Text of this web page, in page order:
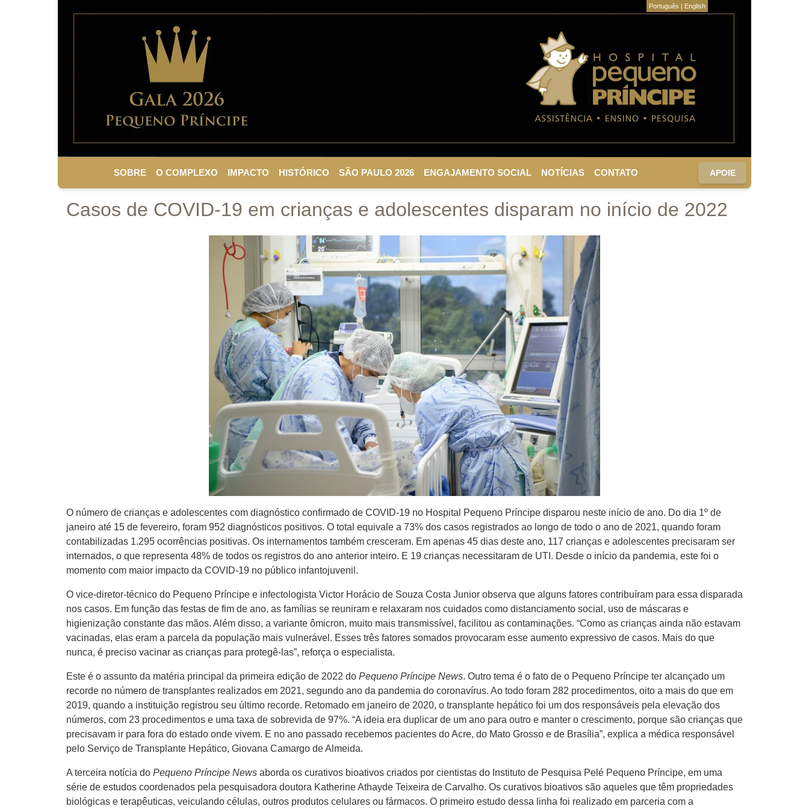
Português | English
SOBRE O COMPLEXO IMPACTO HISTÓRICO SÃO PAULO 2026 ENGAJAMENTO SOCIAL NOTÍCIAS CONTATO APOIE
Casos de COVID-19 em crianças e adolescentes disparam no início de 2022
O número de crianças e adolescentes com diagnóstico confirmado de COVID-19 no Hospital Pequeno Príncipe disparou neste início de ano. Do dia 1º de
janeiro até 15 de fevereiro, foram 952 diagnósticos positivos. O total equivale a 73% dos casos registrados ao longo de todo o ano de 2021, quando foram
contabilizadas 1.295 ocorrências positivas. Os internamentos também cresceram. Em apenas 45 dias deste ano, 117 crianças e adolescentes precisaram ser
internados, o que representa 48% de todos os registros do ano anterior inteiro. E 19 crianças necessitaram de UTI. Desde o início da pandemia, este foi o
momento com maior impacto da COVID-19 no público infantojuvenil.
O vice-diretor-técnico do Pequeno Príncipe e infectologista Victor Horácio de Souza Costa Junior observa que alguns fatores contribuíram para essa disparada
nos casos. Em função das festas de fim de ano, as famílias se reuniram e relaxaram nos cuidados como distanciamento social, uso de máscaras e
higienização constante das mãos. Além disso, a variante ômicron, muito mais transmissível, facilitou as contaminações. “Como as crianças ainda não estavam
vacinadas, elas eram a parcela da população mais vulnerável. Esses três fatores somados provocaram esse aumento expressivo de casos. Mais do que
nunca, é preciso vacinar as crianças para protegê-las”, reforça o especialista.
Este é o assunto da matéria principal da primeira edição de 2022 do Pequeno Príncipe News. Outro tema é o fato de o Pequeno Príncipe ter alcançado um
recorde no número de transplantes realizados em 2021, segundo ano da pandemia do coronavírus. Ao todo foram 282 procedimentos, oito a mais do que em
2019, quando a instituição registrou seu último recorde. Retomado em janeiro de 2020, o transplante hepático foi um dos responsáveis pela elevação dos
números, com 23 procedimentos e uma taxa de sobrevida de 97%. “A ideia era duplicar de um ano para outro e manter o crescimento, porque são crianças que
precisavam ir para fora do estado onde vivem. E no ano passado recebemos pacientes do Acre, do Mato Grosso e de Brasília”, explica a médica responsável
pelo Serviço de Transplante Hepático, Giovana Camargo de Almeida.
A terceira notícia do Pequeno Príncipe News aborda os curativos bioativos criados por cientistas do Instituto de Pesquisa Pelé Pequeno Príncipe, em uma
série de estudos coordenados pela pesquisadora doutora Katherine Athayde Teixeira de Carvalho. Os curativos bioativos são aqueles que têm propriedades
biológicas e terapêuticas, veiculando células, outros produtos celulares ou fármacos. O primeiro estudo dessa linha foi realizado em parceria com a